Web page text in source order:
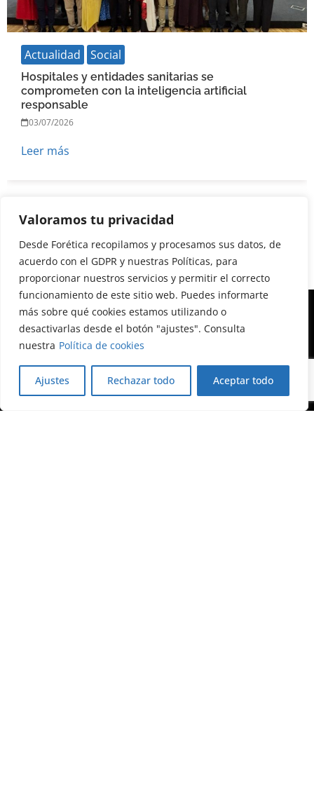
Valoramos tu privacidad
Desde Forética recopilamos y procesamos sus datos, de
acuerdo con el GDPR y nuestras Políticas, para
proporcionar nuestros servicios y permitir el correcto
funcionamiento de este sitio web. Puedes informarte
más sobre qué cookies estamos utilizando o
desactivarlas desde el botón "ajustes". Consulta
nuestra Política de cookies
Ajustes Rechazar todo Aceptar todo
Actualidad Social
Hospitales y entidades sanitarias se
comprometen con la inteligencia artificial
responsable
03/07/2026
Leer más
Calle Almagro, 12, 3ª planta
28010 Madrid